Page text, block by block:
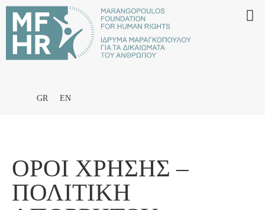
GR EN
ΟΡΟΙ ΧΡΗΣΗΣ –
ΠΟΛΙΤΙΚΗ